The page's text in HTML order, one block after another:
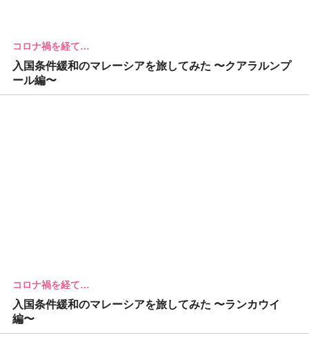
コロナ禍を経て…
入国条件緩和のマレーシアを旅してみた 〜クアラルンプ
ール編〜
コロナ禍を経て…
入国条件緩和のマレーシアを旅してみた 〜ランカウイ
編〜